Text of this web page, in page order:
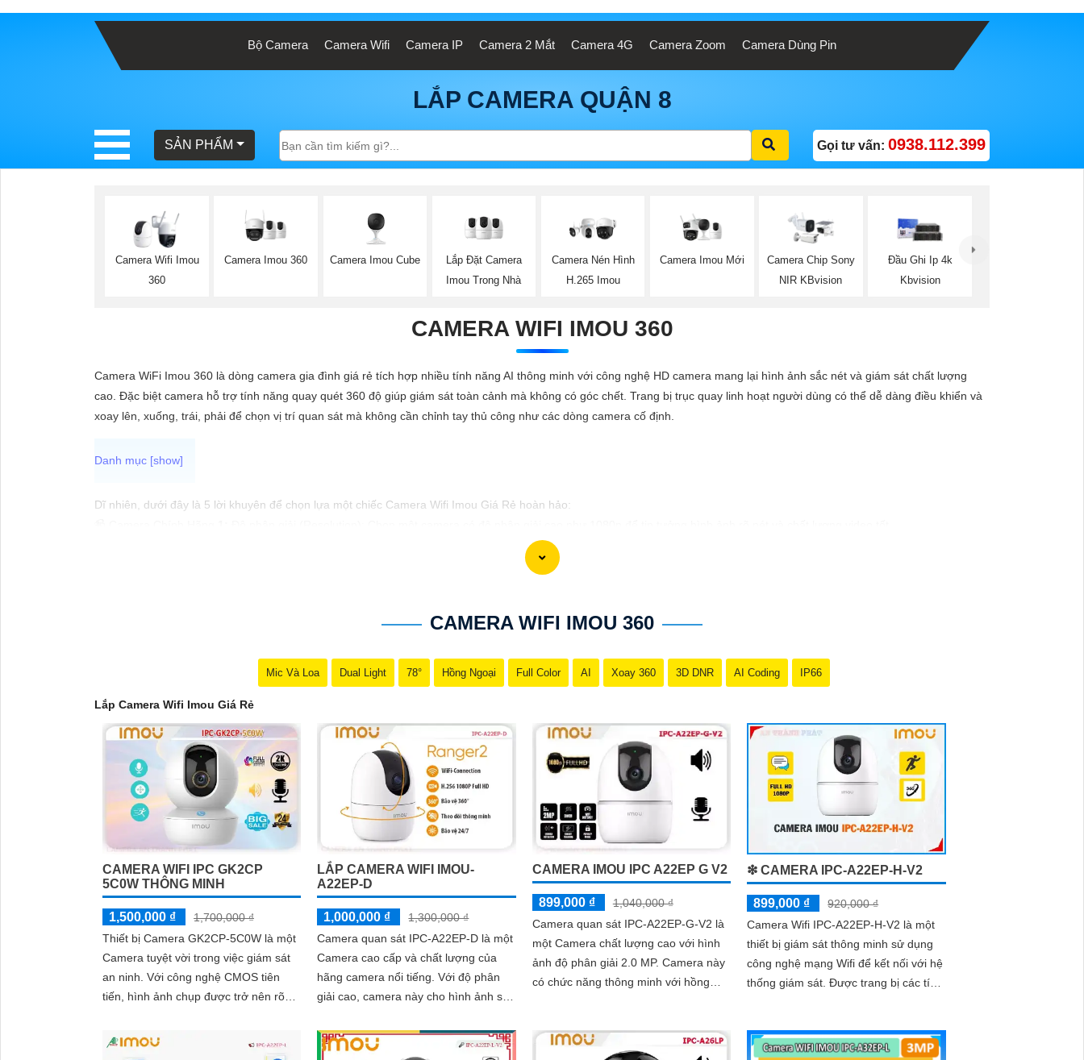
Bộ Camera Camera Wifi Camera IP Camera 2 Mắt Camera 4G Camera Zoom Camera Dùng Pin
LẮP CAMERA QUẬN 8
SẢN PHẨM Gọi tư vấn: 0938.112.399
Camera Wifi Imou
360
Camera Imou 360 Camera Imou Cube
Lắp Đặt Camera
Imou Trong Nhà
Camera Nén Hình
H.265 Imou
Camera Imou Mới
Camera Chip Sony
NIR KBvision
Đầu Ghi Ip 4k
Kbvision
CAMERA WIFI IMOU 360
Camera WiFi Imou 360 là dòng camera gia đình giá rẻ tích hợp nhiều tính năng AI thông minh với công nghệ HD camera mang lại hình ảnh sắc nét và giám sát chất lượng
cao. Đặc biệt camera hỗ trợ tính năng quay quét 360 độ giúp giám sát toàn cảnh mà không có góc chết. Trang bị trục quay linh hoạt người dùng có thể dễ dàng điều khiển và
xoay lên, xuống, trái, phải để chọn vị trí quan sát mà không cần chỉnh tay thủ công như các dòng camera cố định.
Dĩ nhiên, dưới đây là 5 lời khuyên để chọn lựa một chiếc Camera Wifi Imou Giá Rẻ hoàn hảo:
Chức năng cảm biến chuyển động (Motion Sensor): Đảm bảo camera có tính năng cảm biến chuyển động để báo động khi có hoạt động đột ngột trong khu vực quan
Ứng dụng di động (Mobile App): Chọn camera có ứng dụng di động tương thích với hệ điều hành của bạn để có thể xem camera từ xa mọi lúc, mọi nơi.
CAMERA WIFI IMOU 360
Mic Và Loa Dual Light 78° Hồng Ngoại Full Color AI Xoay 360 3D DNR AI Coding IP66
Lắp Camera Wifi Imou Giá Rẻ
CAMERA WIFI IPC GK2CP
5C0W THÔNG MINH
1,500,000 ₫
1,700,000 ₫
Thiết bị Camera GK2CP-5C0W là một
Camera tuyệt vời trong việc giám sát
an ninh. Với công nghệ CMOS tiên
tiến, hình ảnh chụp được trở nên rõ
LẮP CAMERA WIFI IMOU-
A22EP-D
1,000,000 ₫
1,300,000 ₫
Camera quan sát IPC-A22EP-D là một
Camera cao cấp và chất lượng của
hãng camera nổi tiếng. Với độ phân
giải cao, camera này cho hình ảnh sắc
CAMERA IMOU IPC A22EP G V2
899,000 ₫
1,040,000 ₫
Camera quan sát IPC-A22EP-G-V2 là
một Camera chất lượng cao với hình
ảnh độ phân giải 2.0 MP. Camera này
có chức năng thông minh với hồng
❇ CAMERA IPC-A22EP-H-V2
899,000 ₫
920,000 ₫
Camera Wifi IPC-A22EP-H-V2 là một
thiết bị giám sát thông minh sử dụng
công nghệ mạng Wifi để kết nối với hệ
thống giám sát. Được trang bị các tính